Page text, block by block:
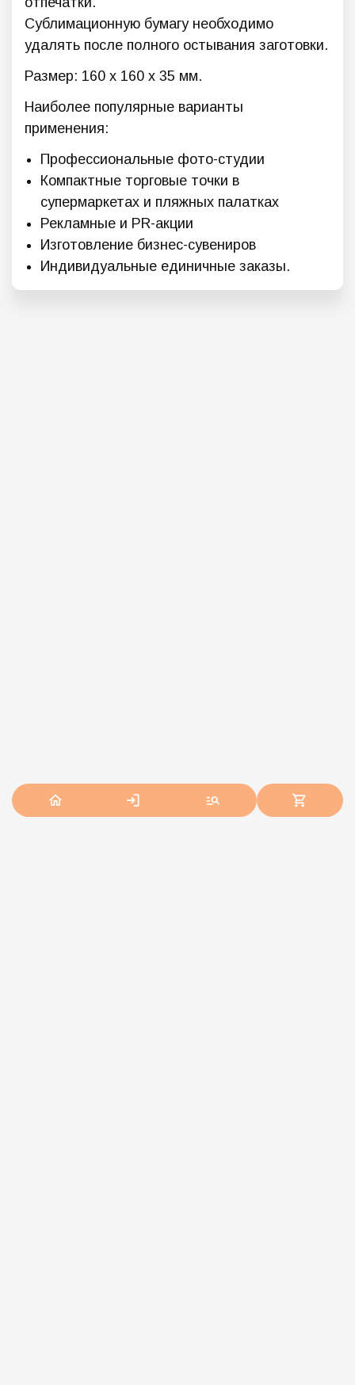
Сублимационную бумагу необходимо
удалять после полного остывания заготовки.
Размер: 160 х 160 х 35 мм.
Наиболее популярные варианты
применения:
Профессиональные фото-студии
Компактные торговые точки в
супермаркетах и пляжных палатках
Рекламные и PR-акции
Изготовление бизнес-сувениров
Индивидуальные единичные заказы.